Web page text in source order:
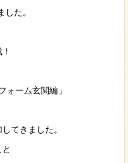
た。
ォーム玄関編」
てきました。